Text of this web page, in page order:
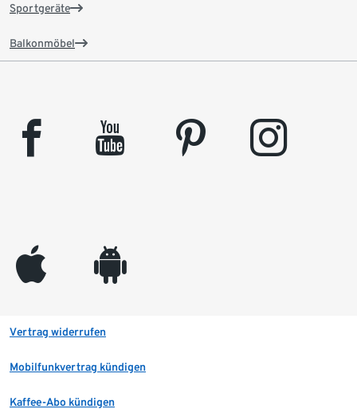
Sportgeräte
Balkonmöbel
facebook youtube pinterest instagram
appleinc android
Vertrag widerrufen
Mobilfunkvertrag kündigen
Kaffee-Abo kündigen